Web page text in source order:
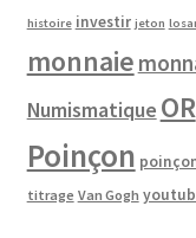
histoire investir jeton
monnaie
Numismatique OR
Poinçon
titrage Van Gogh